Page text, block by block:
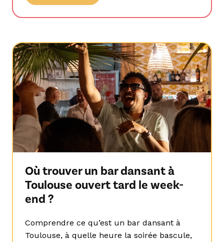
Où trouver un bar dansant à
Toulouse ouvert tard le week-
end ?
Comprendre ce qu’est un bar dansant à
Toulouse, à quelle heure la soirée bascule,